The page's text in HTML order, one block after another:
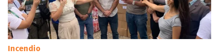
Incendio